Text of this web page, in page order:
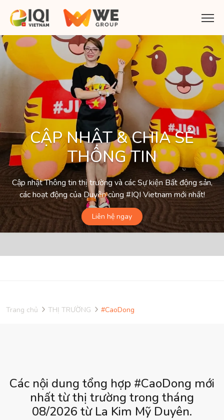
CẬP NHẬT & CHIA SẺ
THÔNG TIN
Cập nhật Thông tin thị trường và các Sự kiện Bất động sản,
các hoạt động của Duyên cùng #IQI Vietnam mới nhất!
Liên hệ ngay
Trang chủ THỊ TRƯỜNG #CaoDong
Các nội dung tổng hợp #CaoDong mới
nhất từ thị trường trong tháng
08/2026 từ La Kim Mỹ Duyên.